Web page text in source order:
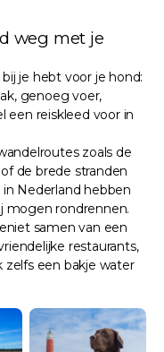
weg met je
je hebt voor je hond:
genoeg voer,
een reiskleed voor in
zoals de
de brede stranden
Nederland hebben
mogen rondrennen.
samen van een
restaurants,
zelfs een bakje water